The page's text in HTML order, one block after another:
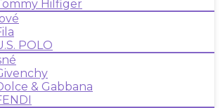
Hilfiger
POLO
& Gabbana